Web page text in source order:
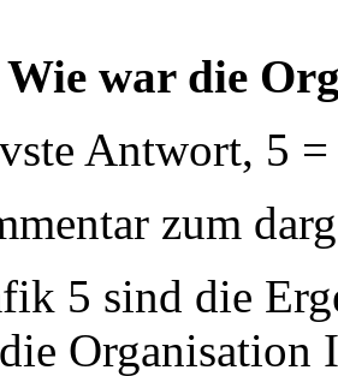
war die
Antwort, 5
zum
5 sind die
Organisation